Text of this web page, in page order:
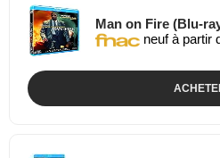
Man on Fire (Blu-
neuf à partir